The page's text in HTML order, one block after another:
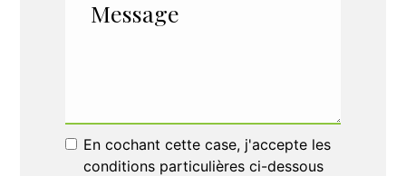
En cochant cette case, j'accepte les
conditions particulières ci-dessous